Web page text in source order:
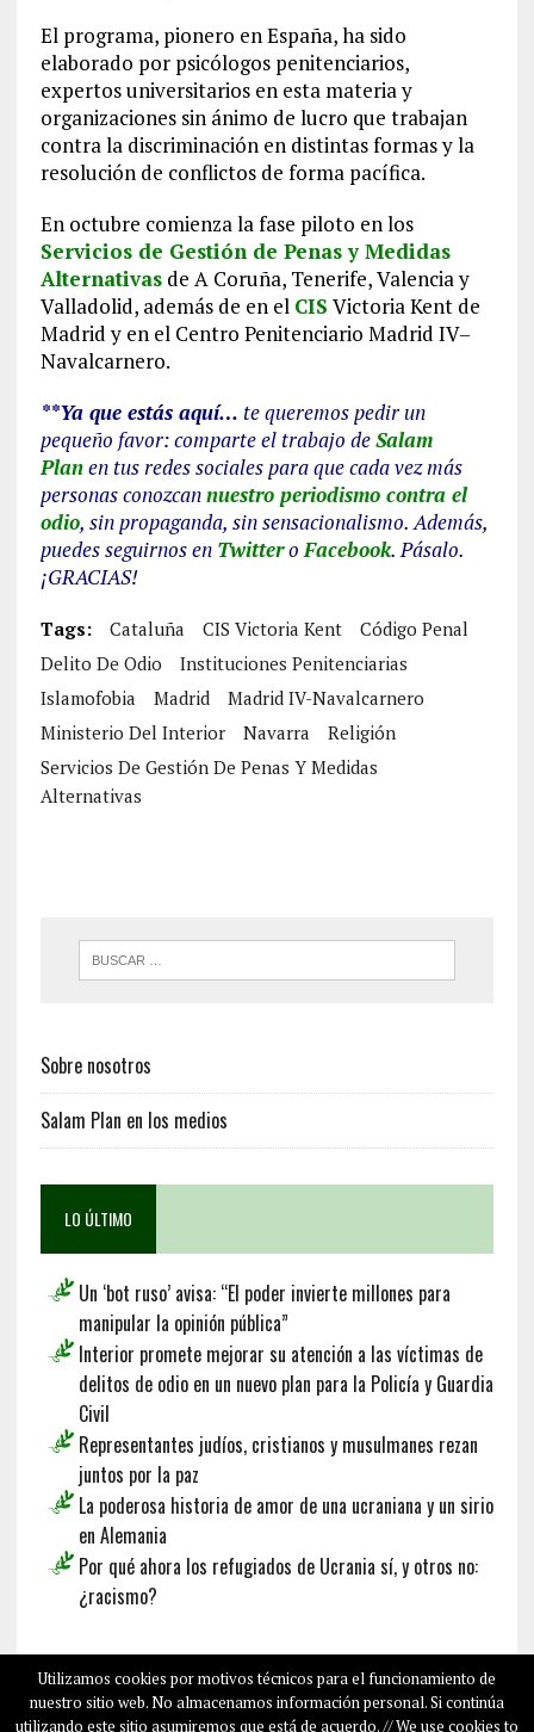
El programa, pionero en España, ha sido
elaborado por psicólogos penitenciarios,
expertos universitarios en esta materia y
organizaciones sin ánimo de lucro que trabajan
contra la discriminación en distintas formas y la
resolución de conflictos de forma pacífica.
En octubre comienza la fase piloto en los
Servicios de Gestión de Penas y Medidas
Alternativasde A Coruña, Tenerife, Valencia y
Valladolid, además de en el CIS Victoria Kent de
Madrid y en el Centro Penitenciario Madrid IV–
Navalcarnero.
**Ya que estás aquí… te queremos pedir un
pequeño favor: comparte el trabajo deSalam
Planen tus redes sociales para que cada vez más
personas conozcannuestro periodismo contra el
odio, sin propaganda, sin sensacionalismo. Además,
puedes seguirnos en TwitteroFacebook. Pásalo.
¡GRACIAS!
Tags: Cataluña CIS Victoria Kent
Código Penal
Delito De Odio
Instituciones Penitenciarias
Islamofobia
Madrid
Madrid IV-Navalcarnero
Ministerio Del Interior
Navarra
Religión
Servicios De Gestión De Penas Y Medidas
Alternativas
Sobre nosotros
Salam Plan en los medios
LO ÚLTIMO
Un ‘bot ruso’ avisa: “El poder invierte millones para
manipular la opinión pública”
Interior promete mejorar su atención a las víctimas de
delitos de odio en un nuevo plan para la Policía y Guardia
Civil
Representantes judíos, cristianos y musulmanes rezan
juntos por la paz
La poderosa historia de amor de una ucraniana y un sirio
en Alemania
Por qué ahora los refugiados de Ucrania sí, y otros no:
¿racismo?
English
Deutsch
Français
Utilizamos cookies por motivos técnicos para el funcionamiento de
nuestro sitio web. No almacenamos información personal. Si continúa
utilizando este sitio asumiremos que está de acuerdo. // We use cookies to